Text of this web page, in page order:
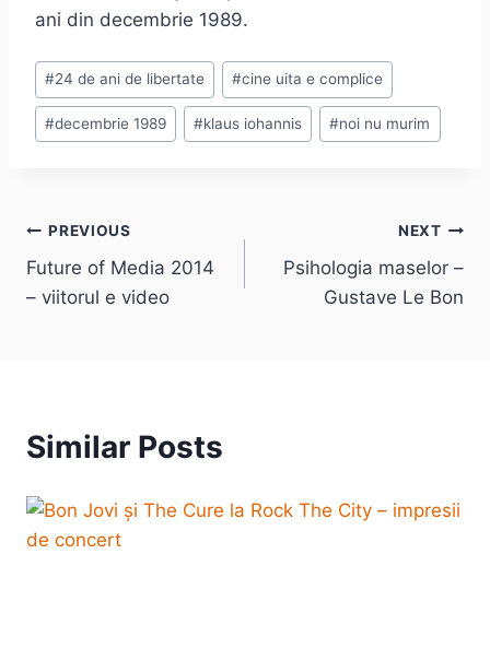
ani din decembrie 1989.
Post
Tags:
#24 de ani de libertate #cine uita e complice
#decembrie 1989 #klaus iohannis #noi nu murim
Post
navigation
PREVIOUS
Future of Media 2014
– viitorul e video
NEXT
Psihologia maselor –
Gustave Le Bon
Similar Posts